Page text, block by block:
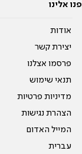
פנו אלינו
אודות
יצירת קשר
פרסמו אצלנו
תנאי שימוש
מדיניות פרטיות
הצהרת נגישות
המייל האדום
עברית